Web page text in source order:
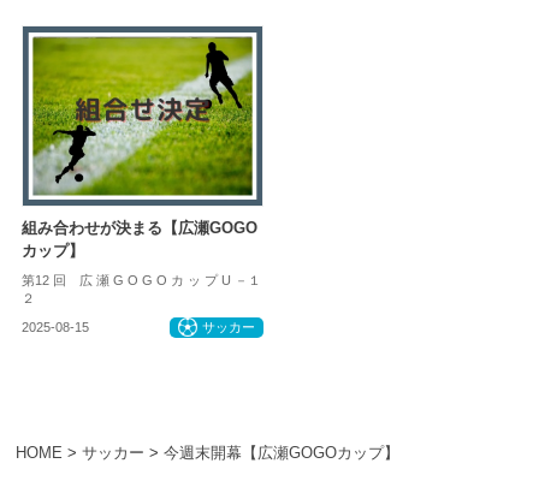
HOME > サッカー > 今週末開幕【広瀬GOGOカップ】
組み合わせが決まる【広瀬GOGO
カップ】
第12 回 広 瀬 G O G O カ ッ プ U －１
２
2025-08-15 サッカー